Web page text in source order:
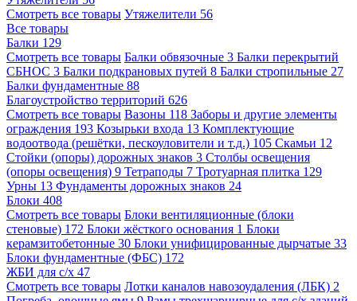
Смотреть все товары Утяжелители 56
Все товары
Балки 129
Смотреть все товары Балки обвязочные 3 Балки перекрытий
СБНОС 3 Балки подкрановых путей 8 Балки стропильные 27
Балки фундаментные 88
Благоустройство территорий 626
Смотреть все товары Вазоны 118 Заборы и другие элементы
ограждения 193 Козырьки входа 13 Комплектующие
водоотвода (решётки, пескоуловители и т.д.) 105 Скамьи 12
Стойки (опоры) дорожных знаков 3 Столбы освещения
(опоры освещения) 9 Тетраподы 7 Тротуарная плитка 129
Урны 13 Фундаменты дорожных знаков 24
Блоки 408
Смотреть все товары Блоки вентиляционные (блоки
стеновые) 172 Блоки жёсткого основания 1 Блоки
керамзитобетонные 30 Блоки унифицированные дырчатые 33
Блоки фундаментные (ФБС) 172
ЖБИ для с/х 47
Смотреть все товары Лотки каналов навозоудаления (ЛБК) 2